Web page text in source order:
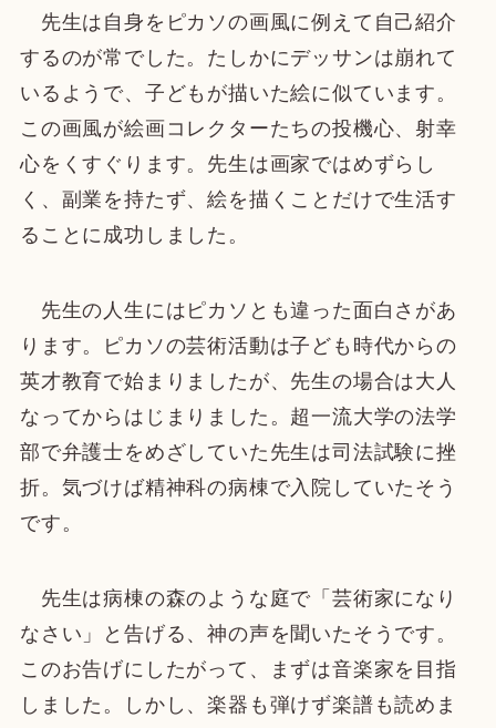
先生は自身をピカソの画風に例えて自己紹介
するのが常でした。たしかにデッサンは崩れて
いるようで、子どもが描いた絵に似ています。
この画風が絵画コレクターたちの投機心、射幸
心をくすぐります。先生は画家ではめずらし
く、副業を持たず、絵を描くことだけで生活す
ることに成功しました。
先生の人生にはピカソとも違った面白さがあ
ります。ピカソの芸術活動は子ども時代からの
英才教育で始まりましたが、先生の場合は大人
なってからはじまりました。超一流大学の法学
部で弁護士をめざしていた先生は司法試験に挫
折。気づけば精神科の病棟で入院していたそう
です。
先生は病棟の森のような庭で「芸術家になり
なさい」と告げる、神の声を聞いたそうです。
このお告げにしたがって、まずは音楽家を目指
しました。しかし、楽器も弾けず楽譜も読めま